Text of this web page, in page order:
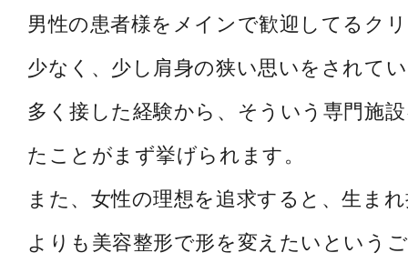
男性の患者様をメインで歓迎してるク
少なく、少し肩身の狭い思いをされて
多く接した経験から、そういう専門施
たことがまず挙げられます。
また、女性の理想を追求すると、生ま
よりも美容整形で形を変えたいという